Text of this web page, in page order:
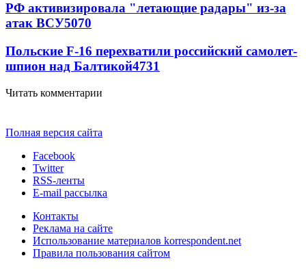
РФ активизировала "летающие радары" из-за
атак ВСУ5070
Польские F-16 перехватили российский самолет-
шпион над Балтикой4731
Читать комментарии
Полная версия сайта
Facebook
Twitter
RSS-ленты
E-mail рассылка
Контакты
Реклама на сайте
Использование материалов korrespondent.net
Правила пользования сайтом